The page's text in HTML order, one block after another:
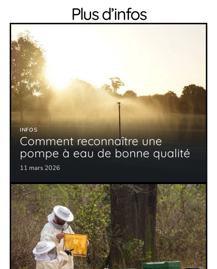
Plus d’infos
INFOS
Comment reconnaître une
pompe à eau de bonne qualité
11 mars 2026